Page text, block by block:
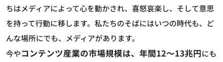
ちはメディアによって心を動かされ、喜怒哀楽し、そして意思
を持って行動に移します。私たちのそばにはいつの時代も、ど
んな場所にでも、メディアがあります。
今やコンテンツ産業の市場規模は、年間12～13兆円にも